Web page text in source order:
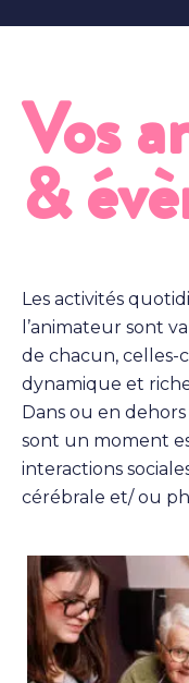
Vos
&
Les activités
l’animateur sont
de chacun,
dynamique et
Dans ou en
sont un moment
interactions
cérébrale et/ ou